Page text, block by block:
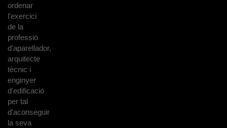
ordenar
l'exercici
de la
professió
d'aparellador,
arquitecte
tècnic i
enginyer
d'edificació
per tal
d'aconseguir
la seva